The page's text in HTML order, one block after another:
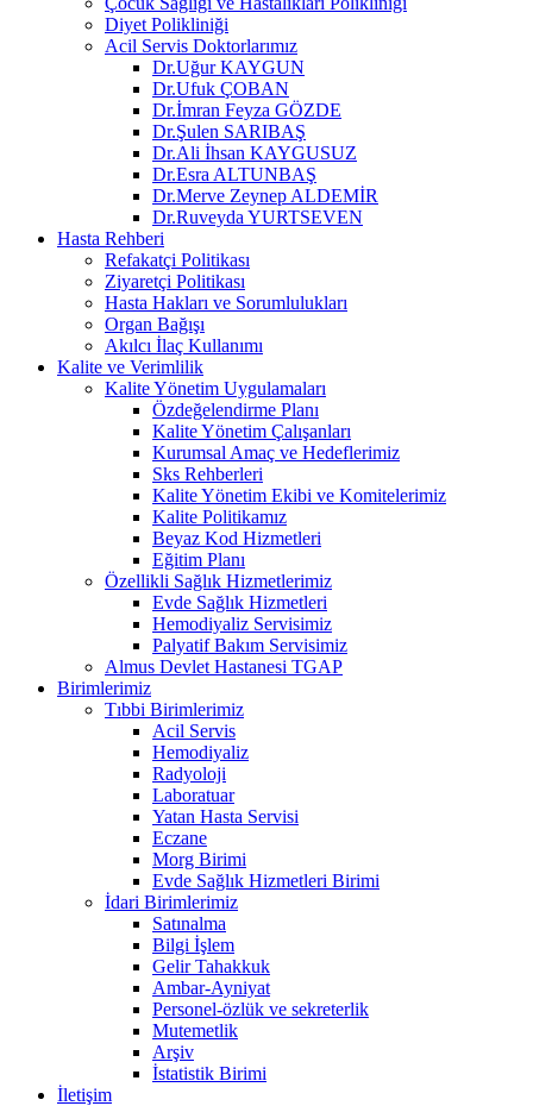
Diyet Polikliniği
Acil Servis Doktorlarımız
Dr.Uğur KAYGUN
Dr.Ufuk ÇOBAN
Dr.İmran Feyza GÖZDE
Dr.Şulen SARIBAŞ
Dr.Ali İhsan KAYGUSUZ
Dr.Esra ALTUNBAŞ
Dr.Merve Zeynep ALDEMİR
Dr.Ruveyda YURTSEVEN
Hasta Rehberi
Refakatçi Politikası
Ziyaretçi Politikası
Hasta Hakları ve Sorumlulukları
Organ Bağışı
Akılcı İlaç Kullanımı
Kalite ve Verimlilik
Kalite Yönetim Uygulamaları
Özdeğelendirme Planı
Kalite Yönetim Çalışanları
Kurumsal Amaç ve Hedeflerimiz
Sks Rehberleri
Kalite Yönetim Ekibi ve Komitelerimiz
Kalite Politikamız
Beyaz Kod Hizmetleri
Eğitim Planı
Özellikli Sağlık Hizmetlerimiz
Evde Sağlık Hizmetleri
Hemodiyaliz Servisimiz
Palyatif Bakım Servisimiz
Almus Devlet Hastanesi TGAP
Birimlerimiz
Tıbbi Birimlerimiz
Acil Servis
Hemodiyaliz
Radyoloji
Laboratuar
Yatan Hasta Servisi
Eczane
Morg Birimi
Evde Sağlık Hizmetleri Birimi
İdari Birimlerimiz
Satınalma
Bilgi İşlem
Gelir Tahakkuk
Ambar-Ayniyat
Personel-özlük ve sekreterlik
Mutemetlik
Arşiv
İstatistik Birimi
İletişim